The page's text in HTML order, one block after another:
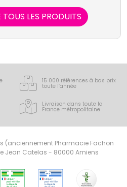
du quotidien.
LES PRODUITS
15 000 références à bas prix
toute l’année
Livraison dans toute la
France métropolitaine
(anciennement Pharmacie Fachon
Jean Catelas - 80000 Amiens